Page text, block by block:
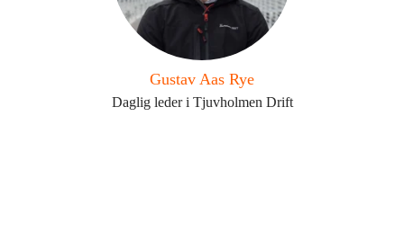
Gustav Aas Rye
Daglig leder i Tjuvholmen Drift